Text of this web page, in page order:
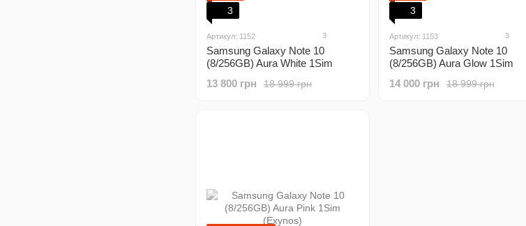
3
Артикул: 1152 3
Samsung Galaxy Note 10
(8/256GB) Aura White 1Sim
18 999 грн
13 800 грн
3
Артикул: 1153 3
Samsung Galaxy Note 10
(8/256GB) Aura Glow 1Sim
18 999 грн
14 000 грн